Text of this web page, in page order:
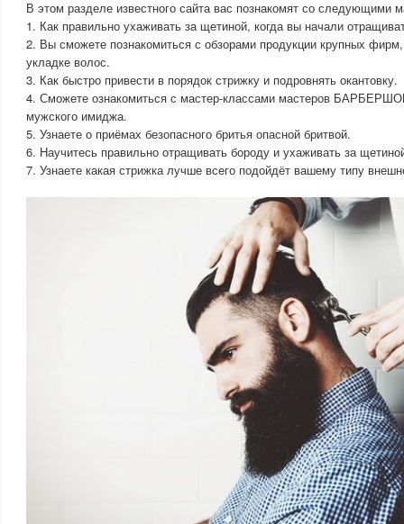
В этом разделе известного сайта вас познакомят со следующими
1. Как правильно ухаживать за щетиной, когда вы начали
2. Вы сможете познакомиться с обзорами продукции крупных
укладке волос.
3. Как быстро привести в порядок стрижку и подровнять окантовку.
4. Сможете ознакомиться с мастер-классами мастеров
мужского имиджа.
5. Узнаете о приёмах безопасного бритья опасной бритвой.
6. Научитесь правильно отращивать бороду и ухаживать за
7. Узнаете какая стрижка лучше всего подойдёт вашему типу